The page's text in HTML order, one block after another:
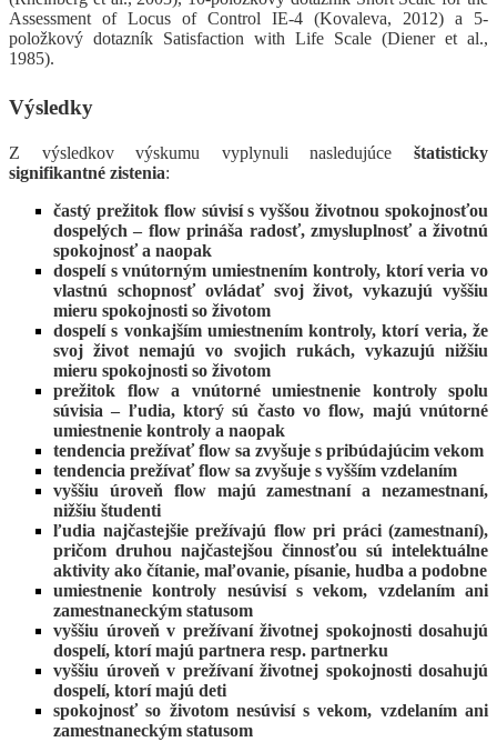
Assessment of Locus of Control IE-4 (Kovaleva, 2012) a 5-
položkový dotazník Satisfaction with Life Scale (Diener et al.,
1985).
Výsledky
Z výsledkov výskumu vyplynuli nasledujúce štatisticky
signifikantné zistenia:
častý prežitok flow súvisí s vyššou životnou spokojnosťou
dospelých – flow prináša radosť, zmysluplnosť a životnú
spokojnosť a naopak
dospelí s vnútorným umiestnením kontroly, ktorí veria vo
vlastnú schopnosť ovládať svoj život, vykazujú vyššiu
mieru spokojnosti so životom
dospelí s vonkajším umiestnením kontroly, ktorí veria, že
svoj život nemajú vo svojich rukách, vykazujú nižšiu
mieru spokojnosti so životom
prežitok flow a vnútorné umiestnenie kontroly spolu
súvisia – ľudia, ktorý sú často vo flow, majú vnútorné
umiestnenie kontroly a naopak
tendencia prežívať flow sa zvyšuje s pribúdajúcim vekom
tendencia prežívať flow sa zvyšuje s vyšším vzdelaním
vyššiu úroveň flow majú zamestnaní a nezamestnaní,
nižšiu študenti
ľudia najčastejšie prežívajú flow pri práci (zamestnaní),
pričom druhou najčastejšou činnosťou sú intelektuálne
aktivity ako čítanie, maľovanie, písanie, hudba a podobne
umiestnenie kontroly nesúvisí s vekom, vzdelaním ani
zamestnaneckým statusom
vyššiu úroveň v prežívaní životnej spokojnosti dosahujú
dospelí, ktorí majú partnera resp. partnerku
vyššiu úroveň v prežívaní životnej spokojnosti dosahujú
dospelí, ktorí majú deti
spokojnosť so životom nesúvisí s vekom, vzdelaním ani
zamestnaneckým statusom